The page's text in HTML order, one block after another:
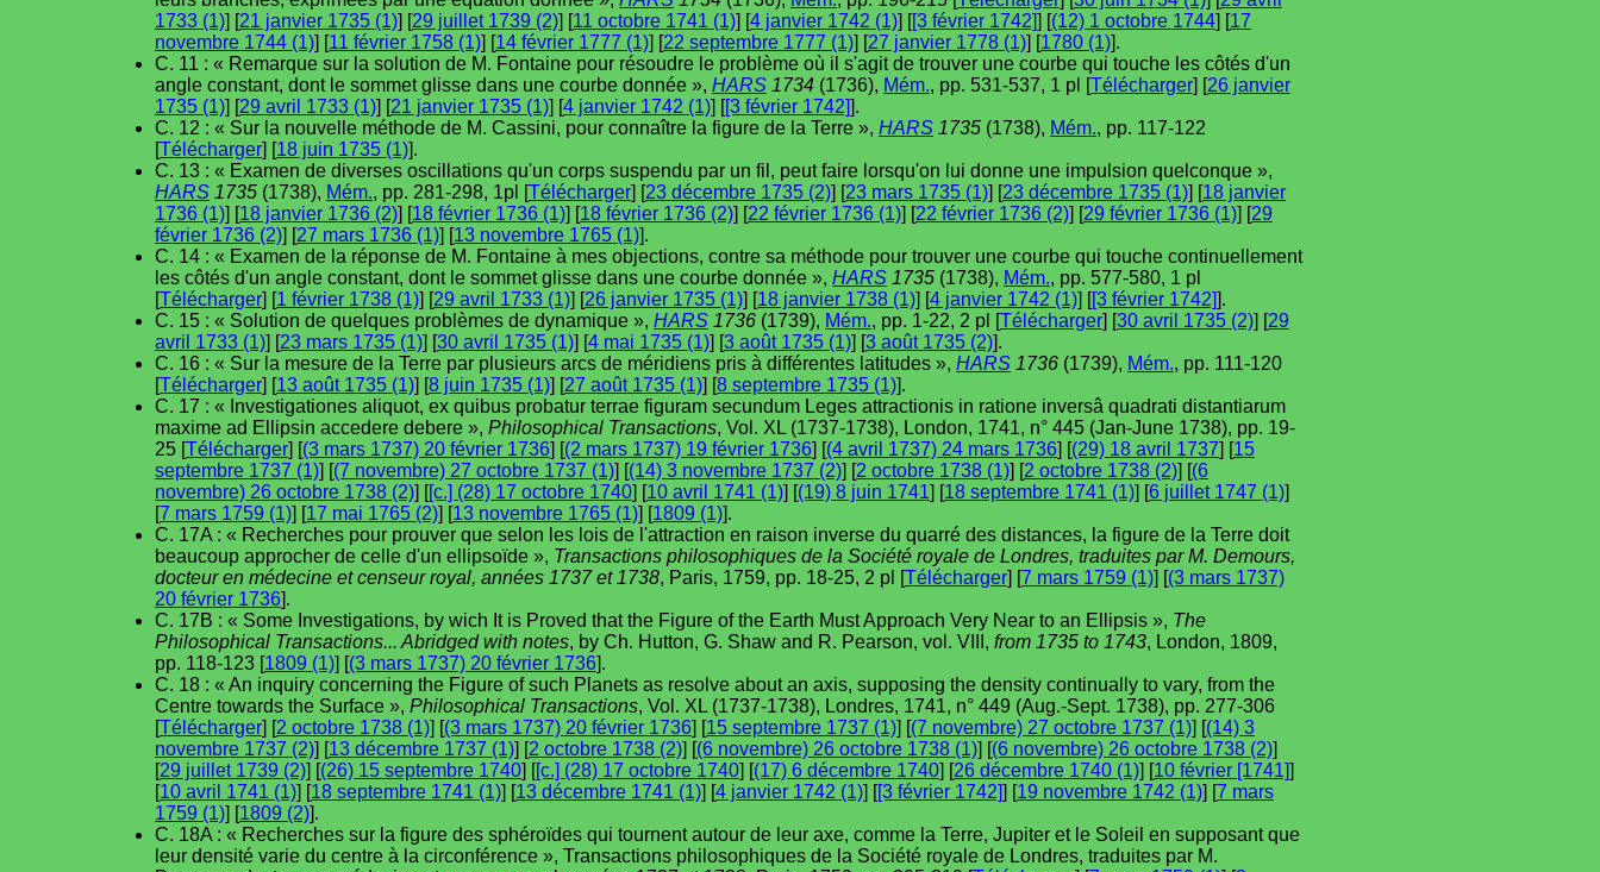
1733 (1)] [21 janvier 1735 (1)] [29 juillet 1739 (2)] [11 octobre 1741 (1)] [4 janvier 1742 (1)] [[3 février 1742]] [(12) 1 octobre 1744] [17
novembre 1744 (1)] [11 février 1758 (1)] [14 février 1777 (1)] [22 septembre 1777 (1)] [27 janvier 1778 (1)] [1780 (1)].
C. 11 : « Remarque sur la solution de M. Fontaine pour résoudre le problème où il s'agit de trouver une courbe qui touche les côtés d'un
angle constant, dont le sommet glisse dans une courbe donnée », HARS 1734 (1736), Mém., pp. 531-537, 1 pl [Télécharger] [26 janvier
1735 (1)] [29 avril 1733 (1)] [21 janvier 1735 (1)] [4 janvier 1742 (1)] [[3 février 1742]].
C. 12 : « Sur la nouvelle méthode de M. Cassini, pour connaître la figure de la Terre », HARS 1735 (1738), Mém., pp. 117-122
[Télécharger] [18 juin 1735 (1)].
C. 13 : « Examen de diverses oscillations qu'un corps suspendu par un fil, peut faire lorsqu'on lui donne une impulsion quelconque »,
HARS 1735 (1738), Mém., pp. 281-298, 1pl [Télécharger] [23 décembre 1735 (2)] [23 mars 1735 (1)] [23 décembre 1735 (1)] [18 janvier
1736 (1)] [18 janvier 1736 (2)] [18 février 1736 (1)] [18 février 1736 (2)] [22 février 1736 (1)] [22 février 1736 (2)] [29 février 1736 (1)] [29
février 1736 (2)] [27 mars 1736 (1)] [13 novembre 1765 (1)].
C. 14 : « Examen de la réponse de M. Fontaine à mes objections, contre sa méthode pour trouver une courbe qui touche continuellement
les côtés d'un angle constant, dont le sommet glisse dans une courbe donnée », HARS 1735 (1738), Mém., pp. 577-580, 1 pl
[Télécharger] [1 février 1738 (1)] [29 avril 1733 (1)] [26 janvier 1735 (1)] [18 janvier 1738 (1)] [4 janvier 1742 (1)] [[3 février 1742]].
C. 15 : « Solution de quelques problèmes de dynamique », HARS 1736 (1739), Mém., pp. 1-22, 2 pl [Télécharger] [30 avril 1735 (2)] [29
avril 1733 (1)] [23 mars 1735 (1)] [30 avril 1735 (1)] [4 mai 1735 (1)] [3 août 1735 (1)] [3 août 1735 (2)].
C. 16 : « Sur la mesure de la Terre par plusieurs arcs de méridiens pris à différentes latitudes », HARS 1736 (1739), Mém., pp. 111-120
[Télécharger] [13 août 1735 (1)] [8 juin 1735 (1)] [27 août 1735 (1)] [8 septembre 1735 (1)].
C. 17 : « Investigationes aliquot, ex quibus probatur terrae figuram secundum Leges attractionis in ratione inversâ quadrati distantiarum
maxime ad Ellipsin accedere debere », Philosophical Transactions, Vol. XL (1737-1738), London, 1741, n° 445 (Jan-June 1738), pp. 19-
25 [Télécharger] [(3 mars 1737) 20 février 1736] [(2 mars 1737) 19 février 1736] [(4 avril 1737) 24 mars 1736] [(29) 18 avril 1737] [15
septembre 1737 (1)] [(7 novembre) 27 octobre 1737 (1)] [(14) 3 novembre 1737 (2)] [2 octobre 1738 (1)] [2 octobre 1738 (2)] [(6
novembre) 26 octobre 1738 (2)] [[c.] (28) 17 octobre 1740] [10 avril 1741 (1)] [(19) 8 juin 1741] [18 septembre 1741 (1)] [6 juillet 1747 (1)]
[7 mars 1759 (1)] [17 mai 1765 (2)] [13 novembre 1765 (1)] [1809 (1)].
C. 17A : « Recherches pour prouver que selon les lois de l'attraction en raison inverse du quarré des distances, la figure de la Terre doit
beaucoup approcher de celle d'un ellipsoïde », Transactions philosophiques de la Société royale de Londres, traduites par M. Demours,
docteur en médecine et censeur royal, années 1737 et 1738, Paris, 1759, pp. 18-25, 2 pl [Télécharger] [7 mars 1759 (1)] [(3 mars 1737)
20 février 1736].
C. 17B : « Some Investigations, by wich It is Proved that the Figure of the Earth Must Approach Very Near to an Ellipsis », The
Philosophical Transactions... Abridged with notes, by Ch. Hutton, G. Shaw and R. Pearson, vol. VIII, from 1735 to 1743, London, 1809,
pp. 118-123 [1809 (1)] [(3 mars 1737) 20 février 1736].
C. 18 : « An inquiry concerning the Figure of such Planets as resolve about an axis, supposing the density continually to vary, from the
Centre towards the Surface », Philosophical Transactions, Vol. XL (1737-1738), Londres, 1741, n° 449 (Aug.-Sept. 1738), pp. 277-306
[Télécharger] [2 octobre 1738 (1)] [(3 mars 1737) 20 février 1736] [15 septembre 1737 (1)] [(7 novembre) 27 octobre 1737 (1)] [(14) 3
novembre 1737 (2)] [13 décembre 1737 (1)] [2 octobre 1738 (2)] [(6 novembre) 26 octobre 1738 (1)] [(6 novembre) 26 octobre 1738 (2)]
[29 juillet 1739 (2)] [(26) 15 septembre 1740] [[c.] (28) 17 octobre 1740] [(17) 6 décembre 1740] [26 décembre 1740 (1)] [10 février [1741]]
[10 avril 1741 (1)] [18 septembre 1741 (1)] [13 décembre 1741 (1)] [4 janvier 1742 (1)] [[3 février 1742]] [19 novembre 1742 (1)] [7 mars
1759 (1)] [1809 (2)].
C. 18A : « Recherches sur la figure des sphéroïdes qui tournent autour de leur axe, comme la Terre, Jupiter et le Soleil en supposant que
leur densité varie du centre à la circonférence », Transactions philosophiques de la Société royale de Londres, traduites par M.